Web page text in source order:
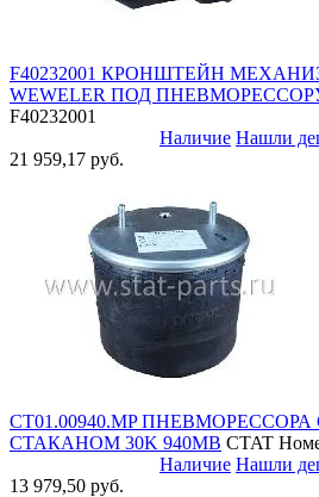
F40232001 КРОНШТЕЙН
WEWELER ПОД
F40232001
Наличие Нашли
21 959,17 руб.
СТ01.00940.MP
СТАКАНОМ 30K 940MB CTAT
Наличие Нашли
13 979,50 руб.